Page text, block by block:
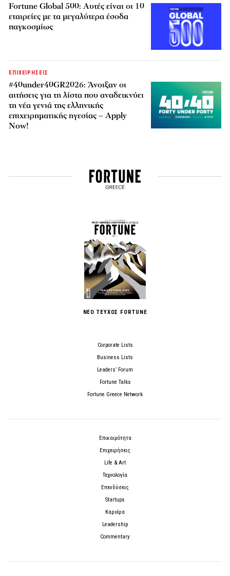
Fortune Global 500: Αυτές είναι οι 10
εταιρείες με τα μεγαλύτερα έσοδα
παγκοσμίως
ΕΠΙΧΕΙΡΗΣΕΙΣ
#40under40GR2026: Άνοιξαν οι
αιτήσεις για τη λίστα που αναδεικνύει
τη νέα γενιά της ελληνικής
επιχειρηματικής ηγεσίας – Apply
Now!
ΝΕΟ ΤΕΥΧΟΣ FORTUNE
Corporate Lists
Business Lists
Leaders’ Forum
Fortune Talks
Fortune Greece Network
Επικαιρότητα
Επιχειρήσεις
Life & Art
Τεχνολογία
Επενδύσεις
Startups
Καριέρα
Leadership
Commentary